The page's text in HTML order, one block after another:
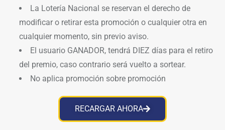
La Lotería Nacional se reservan el derecho de
modificar o retirar esta promoción o cualquier otra en
cualquier momento, sin previo aviso.
El usuario GANADOR, tendrá DIEZ días para el retiro
del premio, caso contrario será vuelto a sortear.
No aplica promoción sobre promoción
RECARGAR AHORA